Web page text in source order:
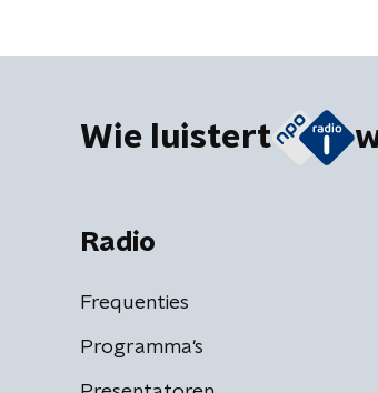
Wie luistert
Radio
Frequenties
Programma's